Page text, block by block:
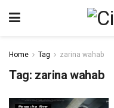
Home Tag zarina wahab
Tag: zarina wahab